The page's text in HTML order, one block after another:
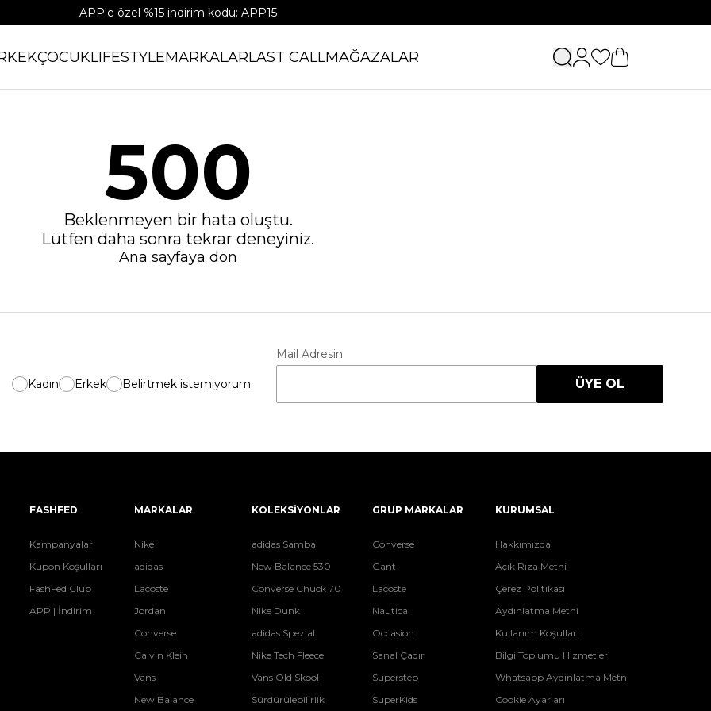
APP'e özel %15 indirim kodu: APP15
ÇOCUKLIFESTYLEMARKALARLAST CALLMAĞAZALAR
500
Beklenmeyen bir hata oluştu.
Lütfen daha sonra tekrar deneyiniz.
Ana sayfaya dön
Kadın Erkek Belirtmek istemiyorum
Mail Adresin
ÜYE OL
FASHFED
Kampanyalar
Kupon Koşulları
FashFed Club
APP | İndirim
MARKALAR
Nike
adidas
Lacoste
Jordan
Converse
Calvin Klein
Vans
New Balance
KOLEKSİYONLAR
adidas Samba
New Balance 530
Converse Chuck 70
Nike Dunk
adidas Spezial
Nike Tech Fleece
Vans Old Skool
Sürdürülebilirlik
GRUP MARKALAR
Converse
Gant
Lacoste
Nautica
Occasion
Sanal Çadır
Superstep
SuperKids
KURUMSAL
Hakkımızda
Açık Rıza Metni
Çerez Politikası
Aydınlatma Metni
Kullanım Koşulları
Bilgi Toplumu Hizmetleri
Whatsapp Aydınlatma Metni
Cookie Ayarları